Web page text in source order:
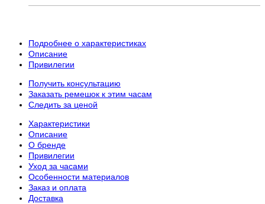
Подробнее о характеристиках
Описание
Привилегии
Получить консультацию
Заказать ремешок к этим часам
Следить за ценой
Характеристики
Описание
О бренде
Привилегии
Уход за часами
Особенности материалов
Заказ и оплата
Доставка